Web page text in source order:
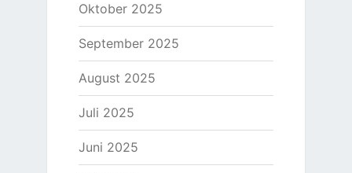
Oktober 2025
September 2025
August 2025
Juli 2025
Juni 2025